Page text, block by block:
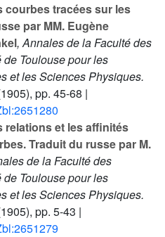
courbes tracées sur les
par MM. Eugène
, Annales de la Faculté des
Toulouse pour les
et les Sciences Physiques.
pp. 45-68 |
relations et les affinités
Traduit du russe par M.
de la Faculté des
Toulouse pour les
et les Sciences Physiques.
pp. 5-43 |